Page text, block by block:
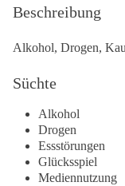
Beschreibung
Alkohol, Drogen,
Süchte
Alkohol
Drogen
Essstörungen
Glücksspiel
Mediennutzung